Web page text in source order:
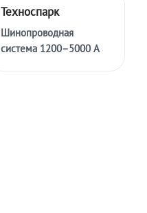
Техноспарк
Шинопроводная
система 1200–5000 А